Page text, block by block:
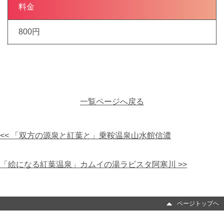
料金
800円
一覧ページへ戻る
<< 「双方の源泉と紅葉と」乗鞍温泉山水館信濃
「絵になる紅葉温泉」カムイの湯ラビスタ阿寒川 >>
ページトップヘ